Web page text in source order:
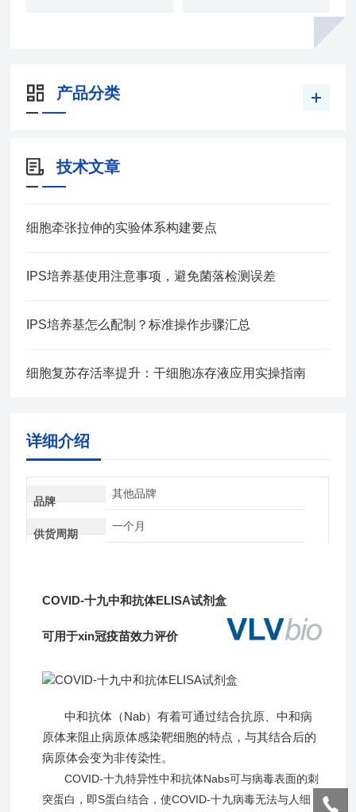
产品分类
技术文章
细胞牵张拉伸的实验体系构建要点
IPS培养基使用注意事项，避免菌落检测误差
IPS培养基怎么配制？标准操作步骤汇总
细胞复苏存活率提升：干细胞冻存液应用实操指南
详细介绍
品牌
其他品牌
供货周期
一个月
COVID-十九中和抗体ELISA试剂盒
可用于xin冠疫苗效力评价
中和抗体（Nab）有着可通过结合抗原、中和病
原体来阻止病原体感染靶细胞的特点，与其结合后的
病原体会变为非传染性。
COVID-十九特异性中和抗体Nabs可与病毒表面的刺
突蛋白，即S蛋白结合，使COVID-十九病毒无法与人细